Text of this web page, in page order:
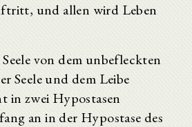
und allen wird Leben
von dem unbefleckten
Seele und dem Leibe
in zwei Hypostasen
an in der Hypostase des